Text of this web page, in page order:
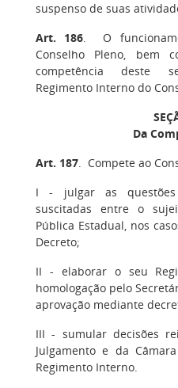
suspenso de suas
Art. 186. O
Conselho Pleno, bem
competência deste
Regimento Interno do
Da
Art. 187. Compete ao
I- julgar as
suscitadas entre o
Pública Estadual, nos
Decreto;
II - elaborar o seu
homologação pelo
aprovação mediante
III- sumular decisões
Julgamento e da
Regimento Interno.